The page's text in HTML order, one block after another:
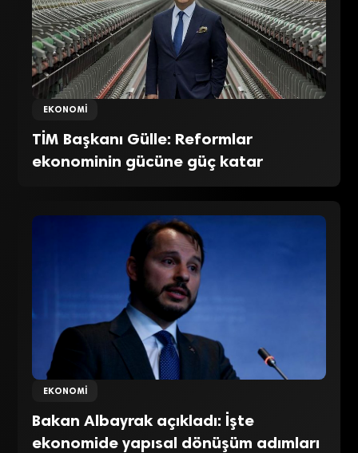
EKONOMI
TİM Başkanı Gülle: Reformlar
ekonominin gücüne güç katar
EKONOMI
Bakan Albayrak açıkladı: İşte
ekonomide yapısal dönüşüm adımları